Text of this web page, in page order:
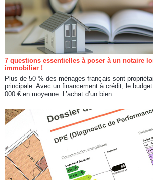
7 questions essentielles à poser à un notaire
immobilier !
Plus de 50 % des ménages français sont
principale. Avec un financement à crédit, le
000 € en moyenne. L’achat d’un bien...